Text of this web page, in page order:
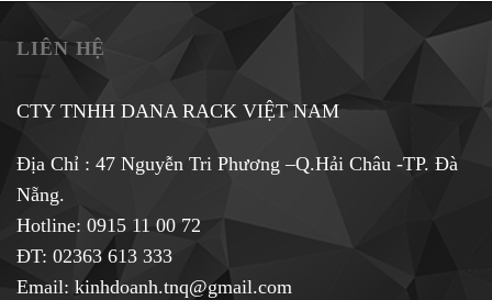
LIÊN HỆ
CTY TNHH DANA RACK VIỆT NAM
Địa Chỉ : 47 Nguyễn Tri Phương –Q.Hải Châu -TP. Đà
Nẵng.
Hotline: 0915 11 00 72
ĐT: 02363 613 333
Email: kinhdoanh.tnq@gmail.com